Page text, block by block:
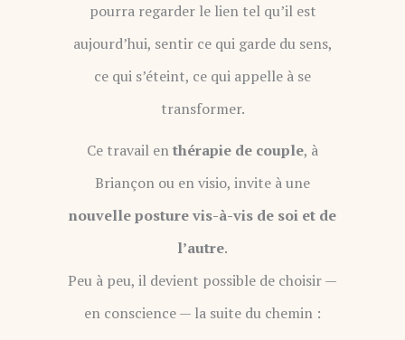
pourra regarder le lien tel qu’il est
aujourd’hui, sentir ce qui garde du sens,
ce qui s’éteint, ce qui appelle à se
transformer.
Ce travail enthérapie de couple, à
Briançon ou en visio, invite à une
nouvelle posture vis-à-vis de soi et de
l’autre.
Peu à peu, il devient possible de choisir —
en conscience — la suite du chemin :